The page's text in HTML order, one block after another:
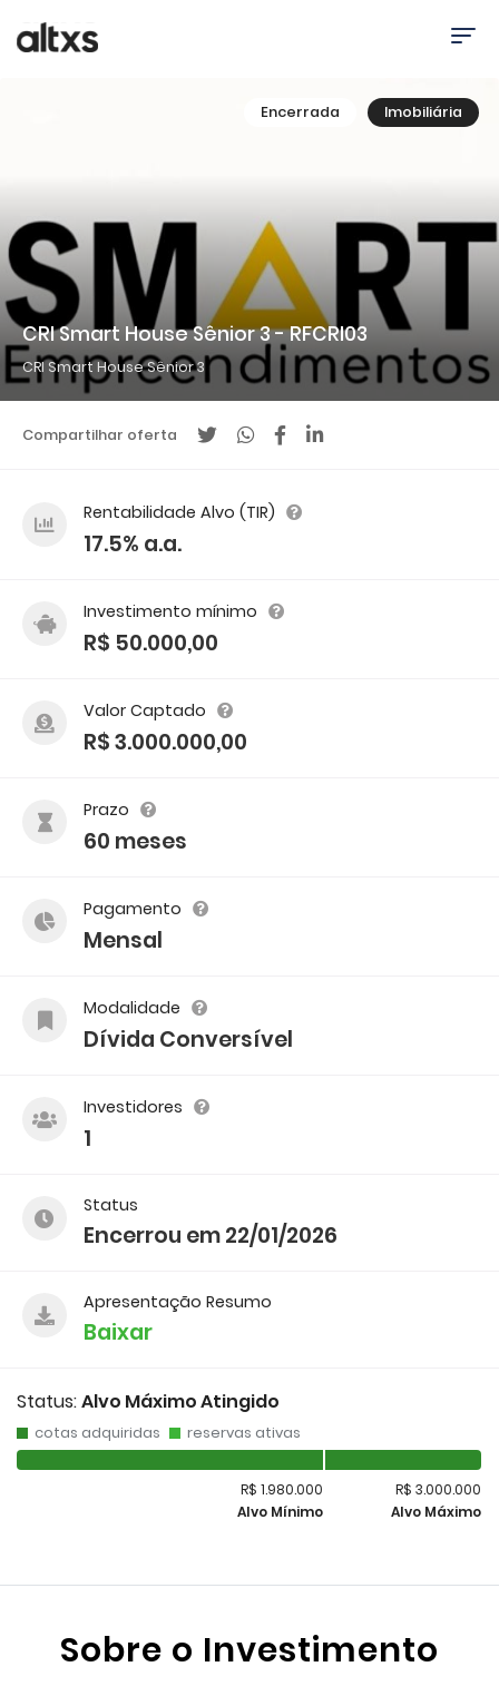
CRI Smart House Sênior 3 - RFCRI03
CRI Smart House Sênior 3
Encerrada Imobiliária
Compartilhar oferta
Rentabilidade Alvo (TIR)
17.5% a.a.
Investimento mínimo
R$ 50.000,00
Valor Captado
R$ 3.000.000,00
Prazo
60 meses
Pagamento
Mensal
Modalidade
Dívida Conversível
Investidores
1
Status
Encerrou em 22/01/2026
Apresentação Resumo
Baixar
Status:Alvo Máximo Atingido
cotas adquiridas reservas ativas
R$ 1.980.000
Alvo Mínimo
R$ 3.000.000
Alvo Máximo
Sobre o Investimento